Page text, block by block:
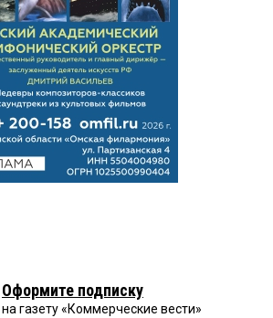
Оформите подписку
на газету «Коммерческие вести»